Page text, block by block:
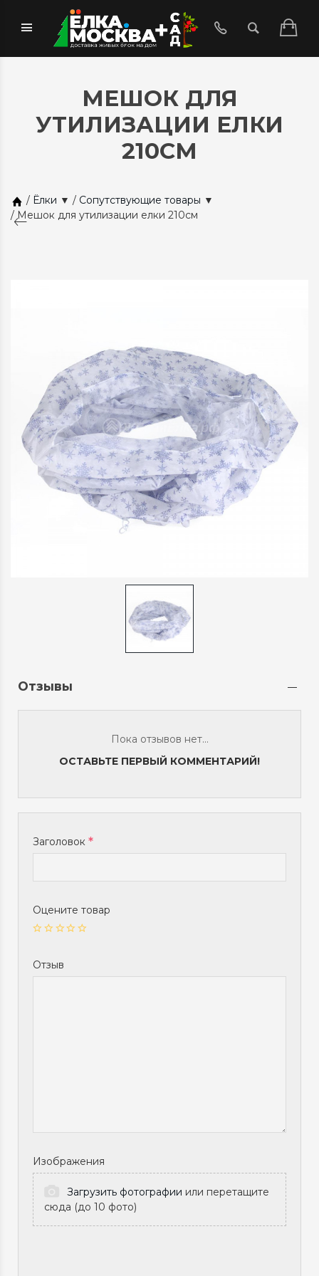
МЕШОК ДЛЯ
УТИЛИЗАЦИИ ЕЛКИ
210СМ
/ Ёлки ▼ / Сопутствующие товары ▼
/ Мешок для утилизации елки 210см
Отзывы
Пока отзывов нет...
ОСТАВЬТЕ ПЕРВЫЙ КОММЕНТАРИЙ!
Заголовок
Оцените товар
Отзыв
Изображения
Загрузить фотографии или перетащите
сюда (до 10 фото)